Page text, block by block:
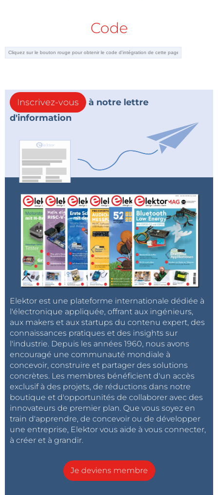
Code
Inscrivez-vous
à notre lettre
d'information
Elektor est une plateforme internationale dédiée à
l'électronique appliquée, offrant aux ingénieurs,
aux makers et aux startups du contenu expert, des
connaissances pratiques et des insights sur
l'industrie. Depuis les années 1960, nous avons
encouragé une communauté mondiale à
concevoir, construire et partager des solutions
concrètes. Les membres bénéficient d'un accès
exclusif à des projets, de réductions dans notre
boutique et d'opportunités de collaborer avec des
innovateurs de premier plan. Que vous soyez en
train d'apprendre, de concevoir ou de développer
une entreprise, Elektor vous aide à vous connecter,
à créer et à grandir.
Je deviens membre